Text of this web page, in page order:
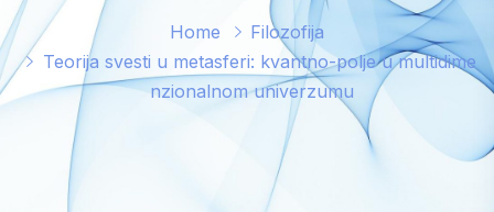
Home
Filozofija
Teorija svesti u metasferi: kvantno-polje u multidime
nzionalnom univerzumu